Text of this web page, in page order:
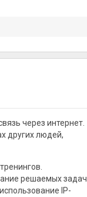
через интернет.
других людей,
решаемых задач
IP-